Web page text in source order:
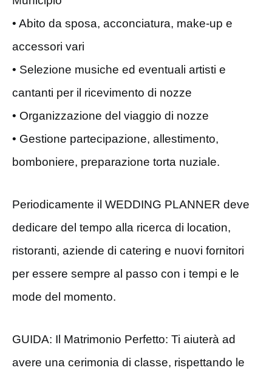
• Abito da sposa, acconciatura, make-up e
accessori vari
• Selezione musiche ed eventuali artisti e
cantanti per il ricevimento di nozze
• Organizzazione del viaggio di nozze
• Gestione partecipazione, allestimento,
bomboniere, preparazione torta nuziale.
Periodicamente il WEDDING PLANNER deve
dedicare del tempo alla ricerca di location,
ristoranti, aziende di catering e nuovi fornitori
per essere sempre al passo con i tempi e le
mode del momento.
GUIDA: Il Matrimonio Perfetto: Ti aiuterà ad
avere una cerimonia di classe, rispettando le